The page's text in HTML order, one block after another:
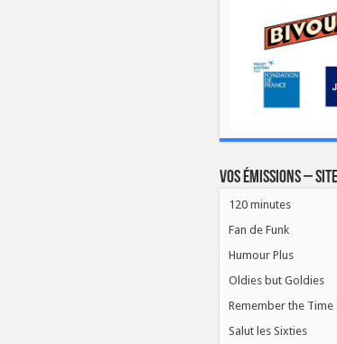
Vos émissions –
120 minutes
Fan de Funk
Humour Plus
Oldies but Goldies
Remember the Time
Salut les Sixties